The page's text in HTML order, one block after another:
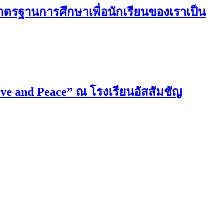
ฐานการศึกษาเพื่อนักเรียนของเราเป็น
and Peace” ณ โรงเรียนอัสสัมชัญ